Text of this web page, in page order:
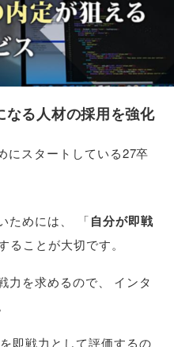
なる人材の採用を強化
にスタートしている27卒
ためには 「自分が即戦
ることが大切です。
力を求めるので
インタ
即戦力として評価するの